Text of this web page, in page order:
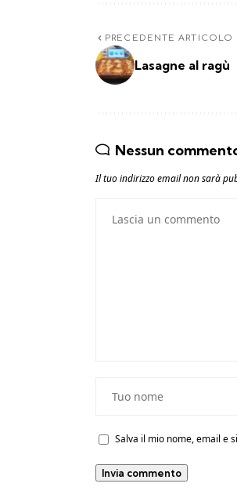
PRECEDENTE ARTICOLO
Lasagne al ragù
Nessun
Il tuo indirizzo email non sarà
Salva il mio nome, email e